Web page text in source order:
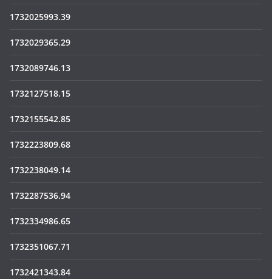
1732025993.39
1732029365.29
1732089746.13
1732127518.15
1732155542.85
1732223809.68
1732238049.14
1732287536.94
1732334986.65
1732351067.71
1732421343.84